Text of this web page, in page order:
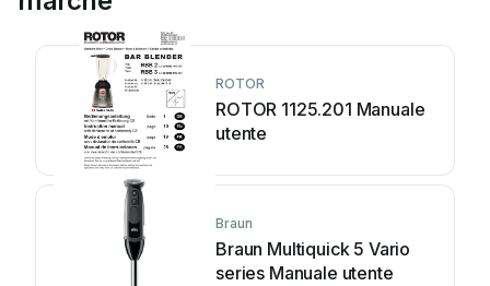
ROTOR
ROTOR 1125.201 Manuale
utente
Braun
Braun Multiquick 5 Vario
series Manuale utente